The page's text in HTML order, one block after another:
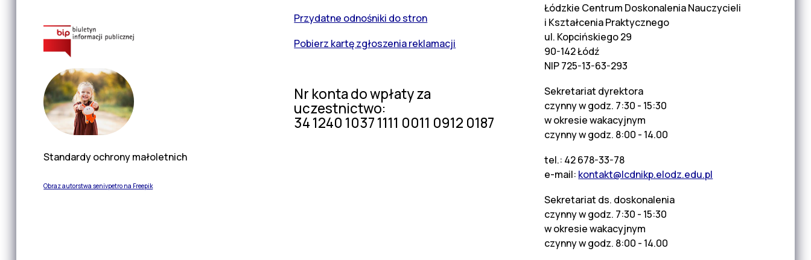
Standardy ochrony małoletnich
Obraz autorstwa senivpetro na Freepik
Przydatne odnośniki do stron
Pobierz kartę zgłoszenia reklamacji
Nr konta do wpłaty za
uczestnictwo:
34 1240 1037 1111 0011 0912 0187
Łódzkie Centrum Doskonalenia Nauczycieli
i Kształcenia Praktycznego
ul. Kopcińskiego 29
90-142 Łódź
NIP 725-13-63-293
Sekretariat dyrektora
czynny w godz. 7:30 - 15:30
w okresie wakacyjnym
czynny w godz. 8:00 - 14.00
tel.: 42 678-33-78
e-mail: kontakt@lcdnikp.elodz.edu.pl
Sekretariat ds. doskonalenia
czynny w godz. 7:30 - 15:30
w okresie wakacyjnym
czynny w godz. 8:00 - 14.00